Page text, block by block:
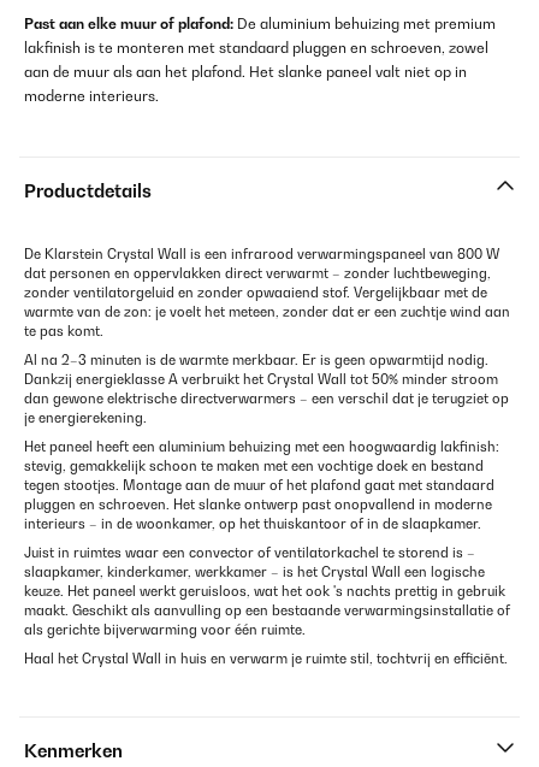
Past aan elke muur of plafond: De aluminium behuizing met premium
lakfinish is te monteren met standaard pluggen en schroeven, zowel
aan de muur als aan het plafond. Het slanke paneel valt niet op in
moderne interieurs.
Productdetails
De Klarstein Crystal Wall is een infrarood verwarmingspaneel van 800 W
dat personen en oppervlakken direct verwarmt – zonder luchtbeweging,
zonder ventilatorgeluid en zonder opwaaiend stof. Vergelijkbaar met de
warmte van de zon: je voelt het meteen, zonder dat er een zuchtje wind aan
te pas komt.
Al na 2–3 minuten is de warmte merkbaar. Er is geen opwarmtijd nodig.
Dankzij energieklasse A verbruikt het Crystal Wall tot 50% minder stroom
dan gewone elektrische directverwarmers – een verschil dat je terugziet op
je energierekening.
Het paneel heeft een aluminium behuizing met een hoogwaardig lakfinish:
stevig, gemakkelijk schoon te maken met een vochtige doek en bestand
tegen stootjes. Montage aan de muur of het plafond gaat met standaard
pluggen en schroeven. Het slanke ontwerp past onopvallend in moderne
interieurs – in de woonkamer, op het thuiskantoor of in de slaapkamer.
Juist in ruimtes waar een convector of ventilatorkachel te storend is –
slaapkamer, kinderkamer, werkkamer – is het Crystal Wall een logische
keuze. Het paneel werkt geruisloos, wat het ook 's nachts prettig in gebruik
maakt. Geschikt als aanvulling op een bestaande verwarmingsinstallatie of
als gerichte bijverwarming voor één ruimte.
Haal het Crystal Wall in huis en verwarm je ruimte stil, tochtvrij en efficiënt.
Kenmerken